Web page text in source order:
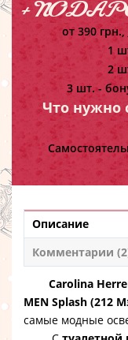
+
от 390 грн.,
1
2
3 шт. -
Что нужно
Описание
Комментарии
Carolina
MEN Splash (212
самые модные